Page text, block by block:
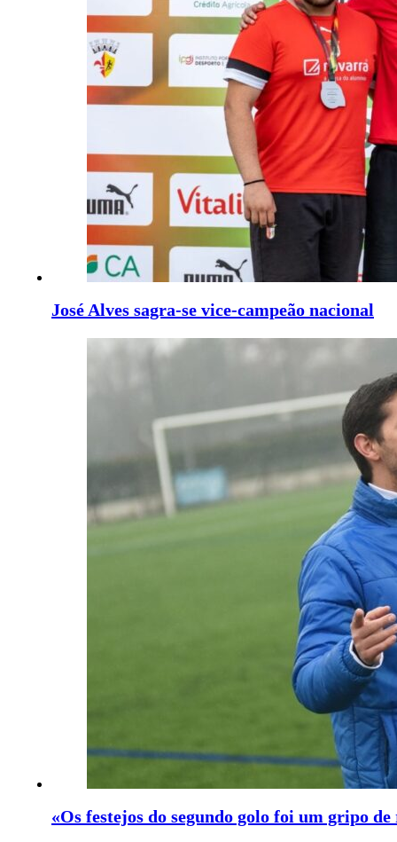
José Alves sagra-se vice-campeão nacional
«Os festejos do segundo golo foi um gripo